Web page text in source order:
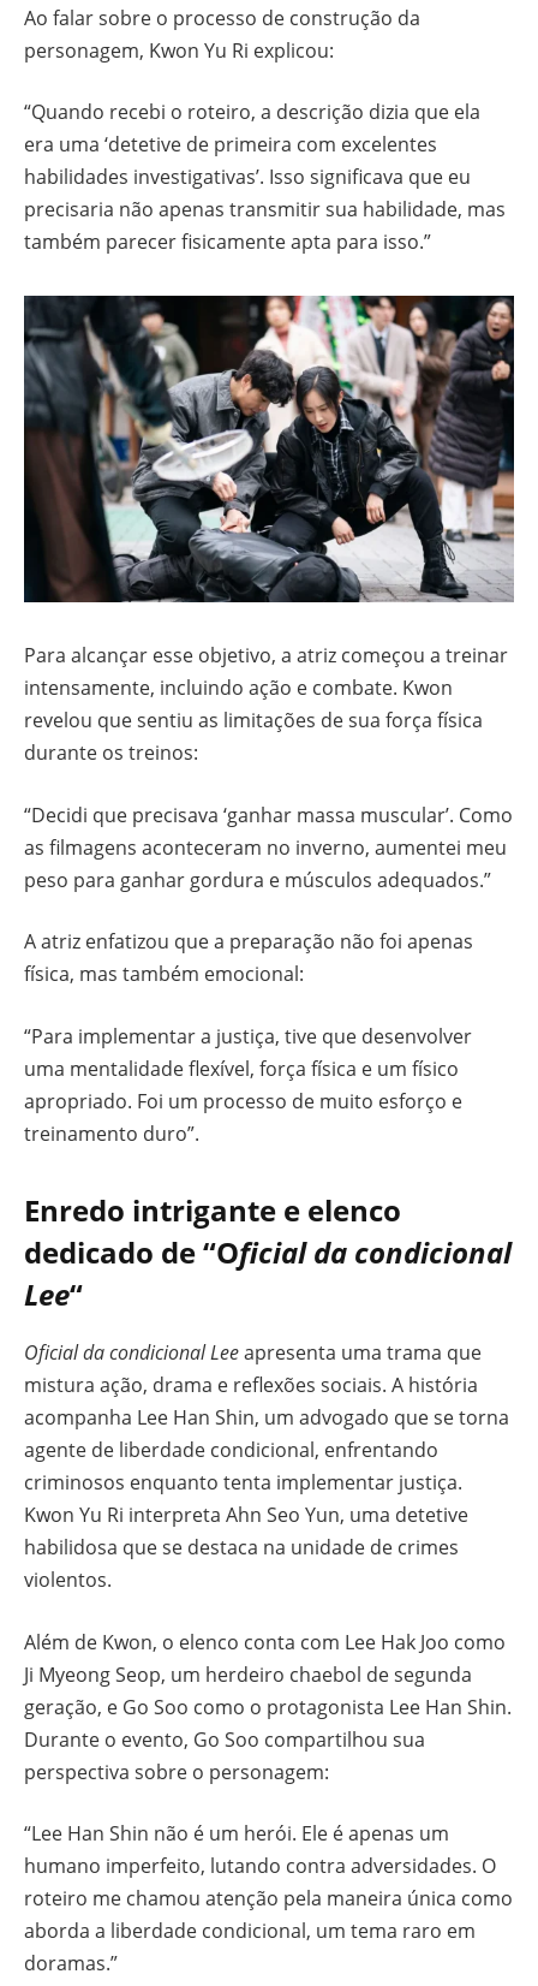
Ao falar sobre o processo de construção da
personagem, Kwon Yu Ri explicou:
“Quando recebi o roteiro, a descrição dizia que ela
era uma ‘detetive de primeira com excelentes
habilidades investigativas’. Isso significava que eu
precisaria não apenas transmitir sua habilidade, mas
também parecer fisicamente apta para isso.”
Para alcançar esse objetivo, a atriz começou a treinar
intensamente, incluindo ação e combate. Kwon
revelou que sentiu as limitações de sua força física
durante os treinos:
“Decidi que precisava ‘ganhar massa muscular’. Como
as filmagens aconteceram no inverno, aumentei meu
peso para ganhar gordura e músculos adequados.”
A atriz enfatizou que a preparação não foi apenas
física, mas também emocional:
“Para implementar a justiça, tive que desenvolver
uma mentalidade flexível, força física e um físico
apropriado. Foi um processo de muito esforço e
treinamento duro”.
Enredo intrigante e elenco
dedicado de “Oficial da condicional
Lee“
Oficial da condicional Leeapresenta uma trama que
mistura ação, drama e reflexões sociais. A história
acompanha Lee Han Shin, um advogado que se torna
agente de liberdade condicional, enfrentando
criminosos enquanto tenta implementar justiça.
Kwon Yu Ri interpreta Ahn Seo Yun, uma detetive
habilidosa que se destaca na unidade de crimes
violentos.
Além de Kwon, o elenco conta com Lee Hak Joo como
Ji Myeong Seop, um herdeiro chaebol de segunda
geração, e Go Soo como o protagonista Lee Han Shin.
Durante o evento, Go Soo compartilhou sua
perspectiva sobre o personagem:
“Lee Han Shin não é um herói. Ele é apenas um
humano imperfeito, lutando contra adversidades. O
roteiro me chamou atenção pela maneira única como
aborda a liberdade condicional, um tema raro em
doramas.”